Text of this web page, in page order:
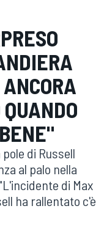
di Russell
al palo nella
di Max
ha rallentato c'è